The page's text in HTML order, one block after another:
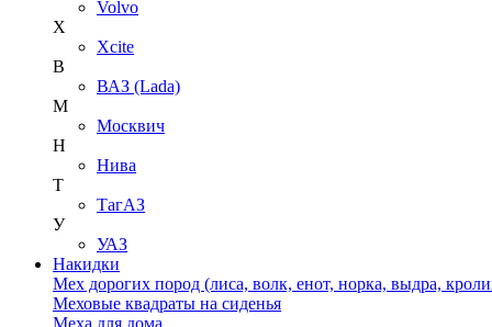
Volvo
X
Xcite
В
ВАЗ (Lada)
М
Москвич
Н
Нива
Т
ТагАЗ
У
УАЗ
Накидки
Мех дорогих пород (лиса, волк, енот, норка, выдра,
Меховые квадраты на сиденья
Меха для дома